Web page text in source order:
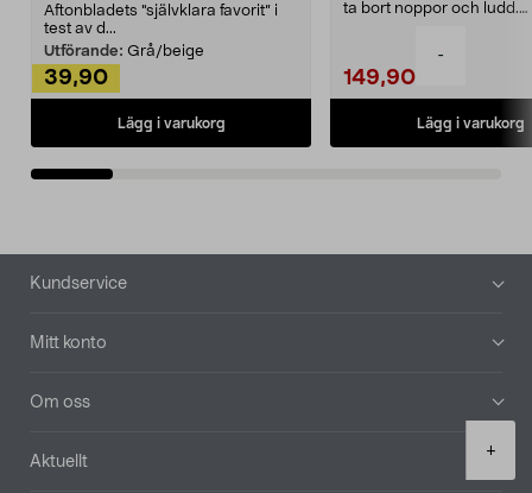
-
+
Aftonbladets "självklara favorit” i
test av d...
Utförande: Grå/beige
39,90
Lägg i varukorg
ta bort noppor och ludd.
149,90
Lägg i varukorg
Sidfot
Kundservice
Mitt konto
Om oss
Aktuellt